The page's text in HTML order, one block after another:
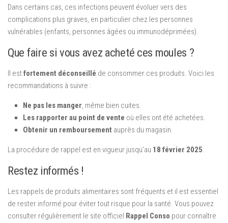
Dans certains cas, ces infections peuvent évoluer vers des
complications plus graves, en particulier chez les personnes
vulnérables (enfants, personnes âgées ou immunodéprimées).
Que faire si vous avez acheté ces moules ?
Il estfortement déconseillé de consommer ces produits. Voici les
recommandations à suivre :
Ne pas les manger, même bien cuites.
Les rapporter au point de vente où elles ont été achetées.
Obtenir un remboursement auprès du magasin.
La procédure de rappel est en vigueur jusqu’au 18 février 2025.
Restez informés !
Les rappels de produits alimentaires sont fréquents et il est essentiel
de rester informé pour éviter tout risque pour la santé. Vous pouvez
consulter régulièrement le site officiel Rappel Conso pour connaître